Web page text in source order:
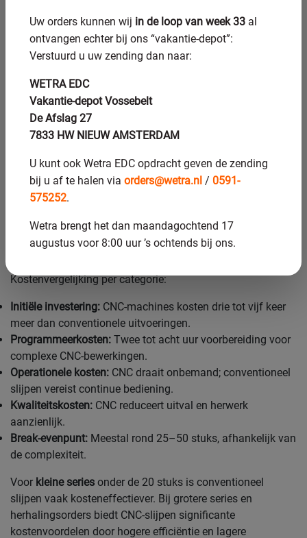
meetsystemen. Deze controleren continu de afmetingen en
voeren realtime correcties uit voor optimale resultaten.
Hoe beïnvloedt de keuze
tussen CNC-slijpen en
conventioneel slijpen de
kosten?
De kostenstructuur verschilt aanzienlijk tussen beide
methoden. CNC-slijpen kent hogere initiële kosten door
machine-investeringen en programmering, maar lagere
operationele kosten per stuk bij grotere series.
Conventioneel slijpen heeft lagere opstartkosten, maar
hogere arbeidskosten per werkstuk.
Kostenvergelijking per categorie:
Initiële investering: CNC-machines kosten drie tot vijf keer
meer dan conventionele uitvoeringen.
Programmeerkosten: Twee tot acht uur voorbereiding voor
complexe CNC-bewerkingen.
Operationele kosten: CNC draait onbemand; conventioneel
slijpen vereist continue bediening.
Kwaliteitskosten: CNC reduceert uitval en herwerk
aanzienlijk.
Break-evenpunt: Meestal rond 25–50 stuks, afhankelijk van
de complexiteit.
Voor kleine series onder de 20 stuks is conventioneel
slijpen vaak kosteneffectiever. Bij grotere series en
herhalingsorders biedt CNC-slijpen significante
kostenvoordelen door hogere efficiëntie en lagere
Uw orders kunnen wij in de loop van week 33 al
ontvangen echter bij ons “vakantie-depot”:
Verstuurd u uw zending dan naar:
WETRA EDC
Vakantie-depot Vossebelt
De Afslag 27
7833 HW NIEUW AMSTERDAM
U kunt ook Wetra EDC opdracht geven de zending
bij u af te halen via orders@wetra.nl / 0591-
575252.
Wetra brengt het dan maandagochtend 17
augustus voor 8:00 uur ’s ochtends bij ons.